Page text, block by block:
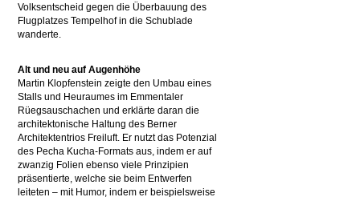
Volksentscheid gegen die Überbauung des
Flugplatzes Tempelhof in die Schublade
wanderte.
Alt und neu auf Augenhöhe
Martin Klopfenstein zeigte den Umbau eines
Stalls und Heuraumes im Emmentaler
Rüegsauschachen und erklärte daran die
architektonische Haltung des Berner
Architektentrios Freiluft. Er nutzt das Potenzial
des Pecha Kucha-Formats aus, indem er auf
zwanzig Folien ebenso viele Prinzipien
präsentierte, welche sie beim Entwerfen
leiteten – mit Humor, indem er beispielsweise